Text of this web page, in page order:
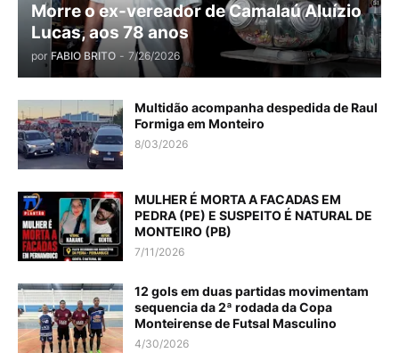
Morre o ex-vereador de Camalaú Aluízio
Lucas, aos 78 anos
por FABIO BRITO - 7/26/2026
Multidão acompanha despedida de Raul
Formiga em Monteiro
8/03/2026
MULHER É MORTA A FACADAS EM
PEDRA (PE) E SUSPEITO É NATURAL DE
MONTEIRO (PB)
7/11/2026
12 gols em duas partidas movimentam
sequencia da 2ª rodada da Copa
Monteirense de Futsal Masculino
4/30/2026